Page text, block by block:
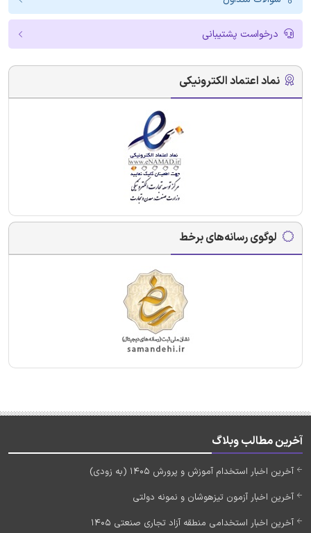
درخواست پشتیبانی
نماد اعتماد الکترونیکی
لوگوی رسانه‌های برخط
آخرین مطالب وبلاگ
آخرین اخبار استخدام آموزش و پرورش 1405 (به زودی)
آخرین اخبار آزمون تیزهوشان و نمونه دولتی
آخرین اخبار استخدامی منطقه آزاد تجاری صنعتی 1405